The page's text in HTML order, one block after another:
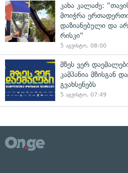
კახა კალაძე:
მოიჭრა
დაზიანებული და
რისკი"
5 აგვისტო, 08:00
მზეს ვერ
კამპანია მზისგან
გვახსენებს
5 აგვისტო, 07:49